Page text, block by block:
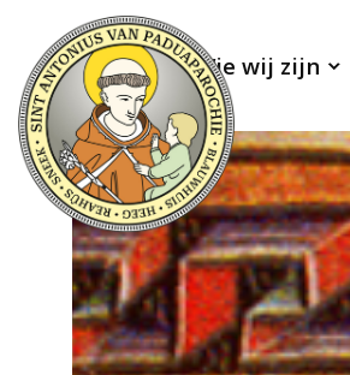
Wie wij zijn